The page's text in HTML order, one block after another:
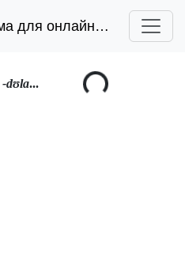
OnLex: платформа для онлайн-лексикографии
-dʊla...